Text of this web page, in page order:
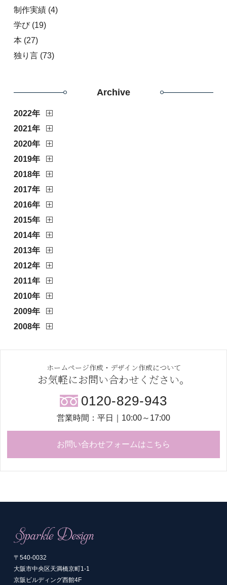
制作実績(4)
学び(19)
本 (27)
独り言(73)
Archive
2022年
2021年
2020年
2019年
2018年
2017年
2016年
2015年
2014年
2013年
2012年
2011年
2010年
2009年
2008年
ホームページ作成・デザイン作成について
お気軽にお問い合わせください。
0120-829-943
営業時間：平日｜10:00～17:00
お問い合わせフォームはこちら
〒540-0032
大阪市中央区天満橋京町1-1
京阪ビルディング西館4F